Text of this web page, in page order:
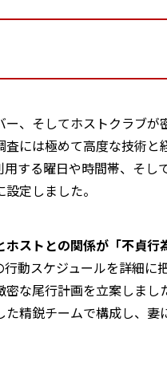
、そしてホストクラブ
には極めて高度な技術
する曜日や時間帯、そ
定しました。
ホストとの関係が「不貞行
動スケジュールを詳細
な尾行計画を立案しま
た精鋭チームで構成し、